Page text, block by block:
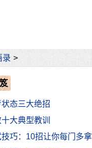
录 >
态三大绝招
大典型教训
巧：10招让你每门多